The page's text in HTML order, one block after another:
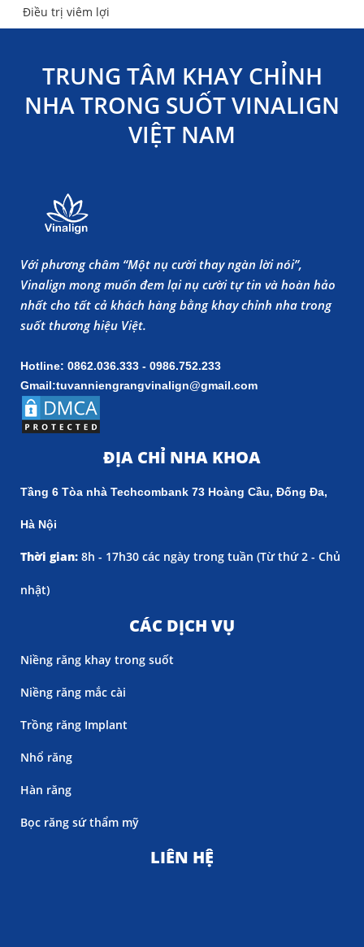
Điều trị viêm lợi
TRUNG TÂM KHAY CHỈNH
NHA TRONG SUỐT VINALIGN
VIỆT NAM
Với phương châm “Một nụ cười thay ngàn lời nói”,
Vinalign mong muốn đem lại nụ cười tự tin và hoàn hảo
nhất cho tất cả khách hàng bằng khay chỉnh nha trong
suốt thương hiệu Việt.
Hotline: 0862.036.333 - 0986.752.233
Gmail:tuvanniengrangvinalign@gmail.com
ĐỊA CHỈ NHA KHOA
Tầng 6 Tòa nhà Techcombank 73 Hoàng Cầu, Đống Đa,
Hà Nội
Thời gian: 8h - 17h30 các ngày trong tuần (Từ thứ 2 - Chủ
nhật)
CÁC DỊCH VỤ
Niềng răng khay trong suốt
Niềng răng mắc cài
Trồng răng Implant
Nhổ răng
Hàn răng
Bọc răng sứ thẩm mỹ
LIÊN HỆ